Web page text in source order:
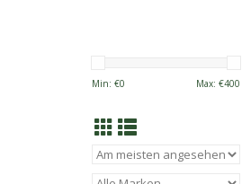
Min: €0 Max: €400